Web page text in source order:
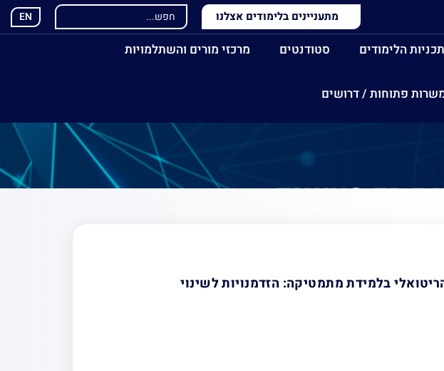
מתעניינים בלימודים אצלנו EN
תכניות הלימודים סטודנטים מרכזי מורים והשתלמויות
פתוחות / דרושים
הד מצוינים
בלמידת מתמטיקה: הזדמנויות לשינוי